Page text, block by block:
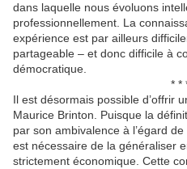
dans laquelle nous évoluons
professionnellement. La
expérience est par ailleurs
partageable – et donc difficile à
démocratique.
* *
Il est désormais possible d’offrir
Maurice Brinton. Puisque la
par son ambivalence à l’égard
est nécessaire de la généraliser
strictement économique. Cette